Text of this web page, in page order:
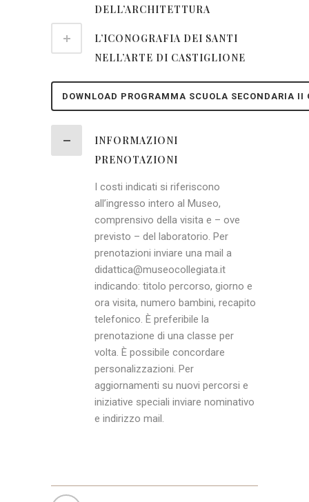
DELL’ARCHITETTURA
L’ICONOGRAFIA DEI SANTI
NELL’ARTE DI CASTIGLIONE
DOWNLOAD PROGRAMMA SCUOLA SECONDARIA II
INFORMAZIONI
PRENOTAZIONI
I costi indicati si riferiscono
all’ingresso intero al Museo,
comprensivo della visita e – ove
previsto – del laboratorio. Per
prenotazioni inviare una mail a
didattica@museocollegiata.it
indicando: titolo percorso, giorno e
ora visita, numero bambini, recapito
telefonico. È preferibile la
prenotazione di una classe per
volta. È possibile concordare
personalizzazioni. Per
aggiornamenti su nuovi percorsi e
iniziative speciali inviare nominativo
e indirizzo mail.